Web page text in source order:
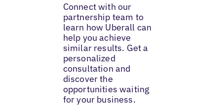
Connect with our
partnership team to
learn how Uberall can
help you achieve
similar results. Get a
personalized
consultation and
discover the
opportunities waiting
for your business.